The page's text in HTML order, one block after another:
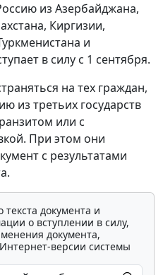
из Азербайджана,
Киргизии,
и
в силу с 1 сентября.
на тех граждан,
из третьих государств
или с
При этом они
с результатами
текста документа и
о вступлении в силу,
документа,
версии системы